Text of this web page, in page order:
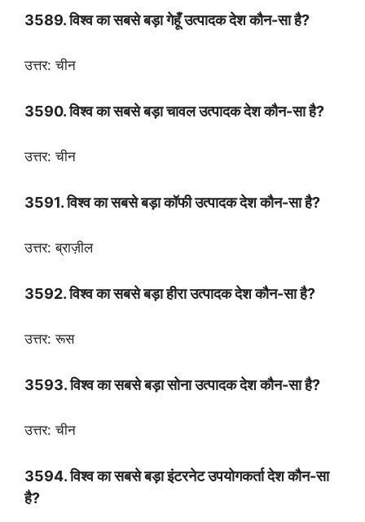
3589. विश्व का सबसे बड़ा गेहूँ उत्पादक देश कौन-सा है?
उत्तर: चीन
3590. विश्व का सबसे बड़ा चावल उत्पादक देश कौन-सा है?
उत्तर: चीन
3591. विश्व का सबसे बड़ा कॉफी उत्पादक देश कौन-सा है?
उत्तर: ब्राज़ील
3592. विश्व का सबसे बड़ा हीरा उत्पादक देश कौन-सा है?
उत्तर: रूस
3593. विश्व का सबसे बड़ा सोना उत्पादक देश कौन-सा है?
उत्तर: चीन
3594. विश्व का सबसे बड़ा इंटरनेट उपयोगकर्ता देश कौन-सा
है?